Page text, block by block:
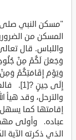
"مسكن النبي صلى
المسكن من
واللباس. قال
وَجَعَلَ لَكُمْ مِنْ جُلُودِ
وَيَوْمَ إِقَامَتِكُمْ وَمِنْ
إِلَى
والترحل، وقد هيأ
إقامتها كما
عباده. وأولى
الذي ذكرته الآية